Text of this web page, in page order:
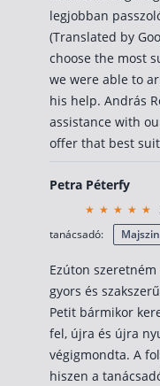
Blog
Rólunk
Kapcsolat
Karrier
legjobban
(Translated by
choose the most
we were able to
his help. András
assistance with
offer that best
Petra Péterfy
tanácsadó:
Ezúton
gyors és
Petit bármikor
fel, újra és újra
végigmondta. A
hiszen a